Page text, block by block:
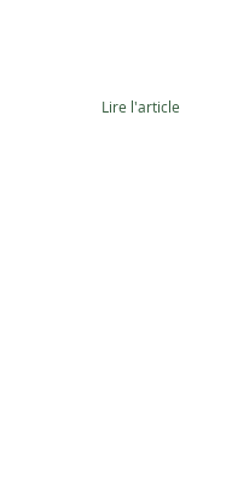
Lire l'article